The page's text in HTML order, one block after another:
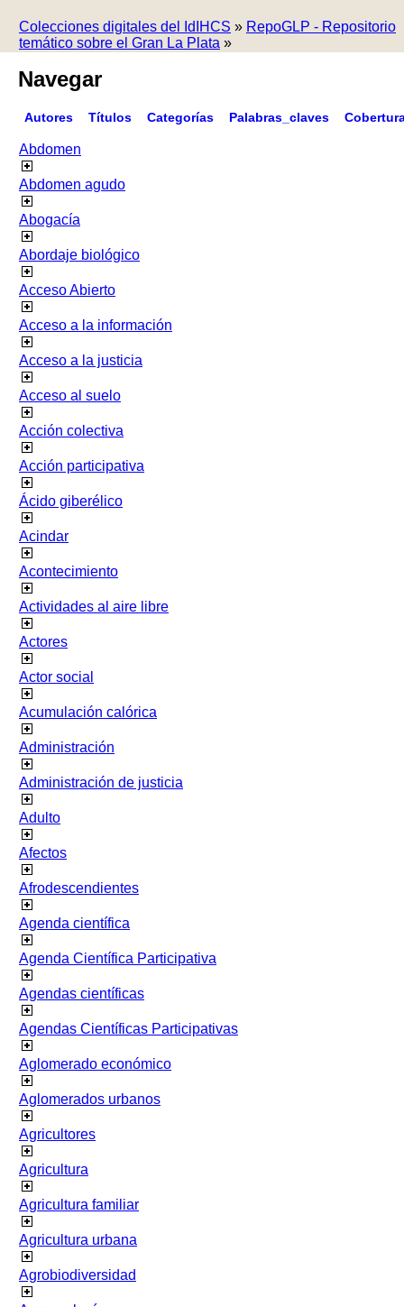
Colecciones digitales del IdIHCS » RepoGLP - Repositorio
temático sobre el Gran La Plata »
Navegar
Autores Títulos Categorías Palabras_claves
Abdomen
Abdomen agudo
Abogacía
Abordaje biológico
Acceso Abierto
Acceso a la información
Acceso a la justicia
Acceso al suelo
Acción colectiva
Acción participativa
Ácido giberélico
Acindar
Acontecimiento
Actividades al aire libre
Actores
Actor social
Acumulación calórica
Administración
Administración de justicia
Adulto
Afectos
Afrodescendientes
Agenda científica
Agenda Científica Participativa
Agendas científicas
Agendas Científicas Participativas
Aglomerado económico
Aglomerados urbanos
Agricultores
Agricultura
Agricultura familiar
Agricultura urbana
Agrobiodiversidad